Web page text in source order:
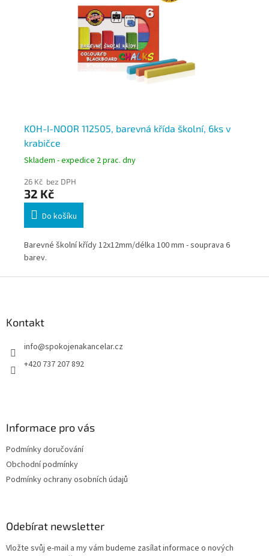
KOH-I-NOOR 112505, barevná křída školní, 6ks v
krabičce
Skladem - expedice 2 prac. dny
26 Kč bez DPH
32 Kč
Do košíku
Barevné školní křídy 12x12mm/délka 100 mm - souprava 6
barev.
Kontakt
info@spokojenakancelar.cz
+420 737 207 892
Informace pro vás
Podmínky doručování
Obchodní podmínky
Podmínky ochrany osobních údajů
Odebírat newsletter
Vložte svůj e-mail a my vám budeme zasílat informace o nových